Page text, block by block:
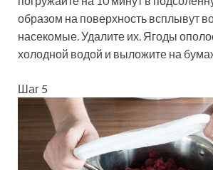
образом на поверхность всплывут
насекомые. Удалите их. Ягоды
холодной водой и выложите на
Шаг 5